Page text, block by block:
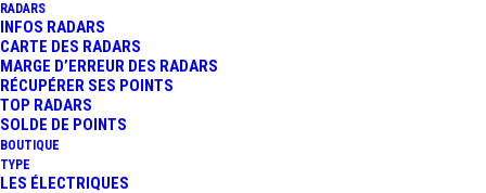
RADARS
INFOS RADARS
CARTE DES RADARS
MARGE D’ERREUR DES RADARS
RÉCUPÉRER SES POINTS
TOP RADARS
SOLDE DE POINTS
BOUTIQUE
TYPE
LES ÉLECTRIQUES